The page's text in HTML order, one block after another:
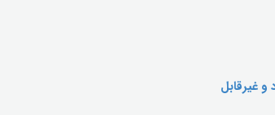
و غیرقابل